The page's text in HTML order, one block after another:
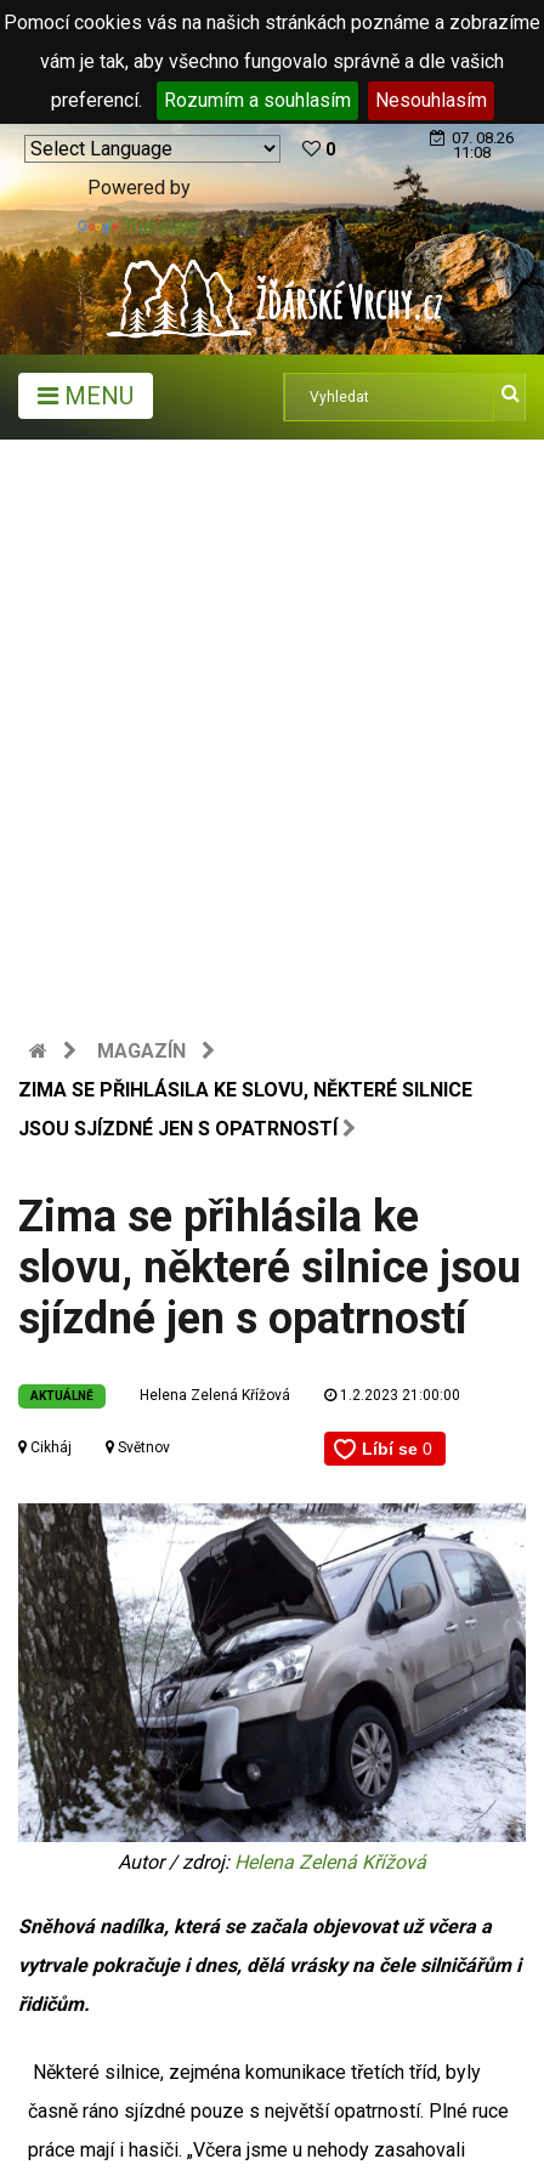
Pomocí cookies vás na našich stránkách poznáme a zobrazíme
vám je tak, aby všechno fungovalo správně a dle vašich
preferencí.
Rozumím a souhlasím Nesouhlasím
Powered by
Translate
0
07. 08.26
11:08
MENU
MAGAZÍN
ZIMA SE PŘIHLÁSILA KE SLOVU, NĚKTERÉ SILNICE
JSOU SJÍZDNÉ JEN S OPATRNOSTÍ
Zima se přihlásila ke
slovu, některé silnice jsou
sjízdné jen s opatrností
AKTUÁLNĚ Helena Zelená Křížová 1.2.2023 21:00:00
Cikháj Světnov
Autor / zdroj: Helena Zelená Křížová
Sněhová nadílka, která se začala objevovat už včera a
vytrvale pokračuje i dnes, dělá vrásky na čele silničářům i
řidičům.
Některé silnice, zejména komunikace třetích tříd, byly
časně ráno sjízdné pouze s největší opatrností. Plné ruce
práce mají i hasiči. „Včera jsme u nehody zasahovali